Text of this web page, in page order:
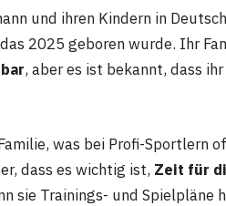
und ihren Kindern in
2025 geboren wurde. Ihr
, aber es ist bekannt, dass
was bei Profi-Sportlern
dass es wichtig ist, Zeit für
sie Trainings- und Spielpläne